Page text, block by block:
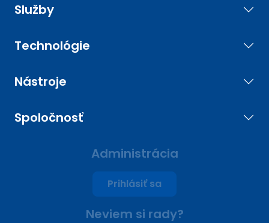
Služby
Technológie
Nástroje
Spoločnosť
Administrácia
Prihlásiť sa
Neviem si rady?